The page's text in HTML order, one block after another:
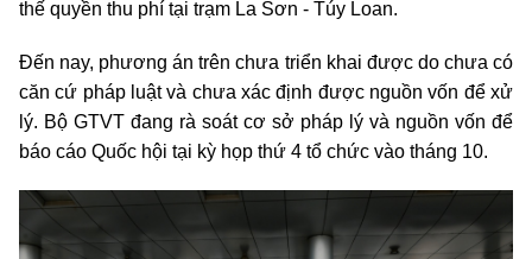
thế quyền thu phí tại trạm La Sơn - Túy Loan.
Đến nay, phương án trên chưa triển khai được do chưa có
căn cứ pháp luật và chưa xác định được nguồn vốn để xử
lý. Bộ GTVT đang rà soát cơ sở pháp lý và nguồn vốn để
báo cáo Quốc hội tại kỳ họp thứ 4 tổ chức vào tháng 10.